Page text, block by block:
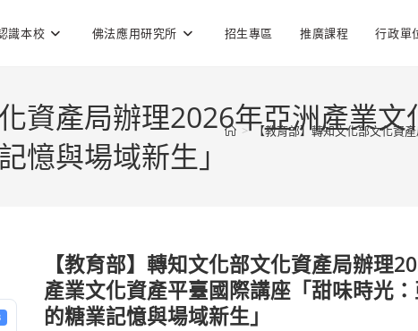
識本校 佛法應用研究所 招生專區 推廣課程 行政單
資產局辦理2026年亞洲產業
憶與場域新生」
> 【教育部】轉知文化部文化資
【教育部】轉知文化部文化資產局辦理
產業文化資產平臺國際講座「甜味時光
的糖業記憶與場域新生」